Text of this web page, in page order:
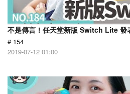
不是傳言！任天堂新版 Switch Lite 發
# 154
2019-07-12 01:00